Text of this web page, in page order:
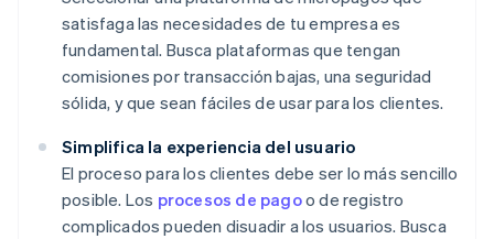
satisfaga las necesidades de tu empresa es
fundamental. Busca plataformas que tengan
comisiones por transacción bajas, una seguridad
sólida, y que sean fáciles de usar para los clientes.
Simplifica la experiencia del usuario
El proceso para los clientes debe ser lo más sencillo
posible. Los procesos de pagoo de registro
complicados pueden disuadir a los usuarios. Busca